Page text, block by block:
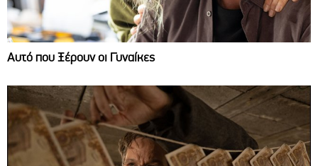
Αυτό που Ξέρουν οι Γυναίκες